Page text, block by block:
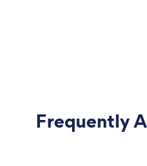
Frequently